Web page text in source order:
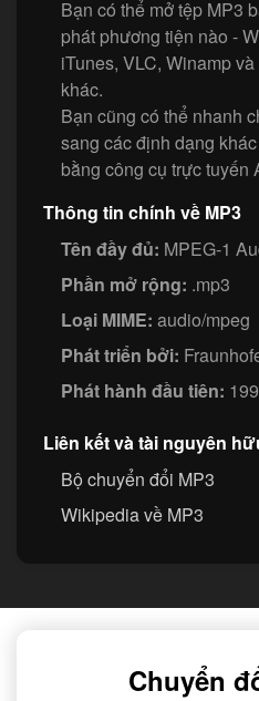
Bạn có thể mở tệp MP3
phát phương tiện nào -
iTunes, VLC, Winamp
khác.
Bạn cũng có thể nhanh
sang các định dạng
bằng công cụ trực tuyến
Thông tin chính về MP3
Tên đầy đủ: MPEG-1
Phần mở rộng: .mp3
Loại MIME: audio/mpeg
Phát triển bởi:
Phát hành đầu tiên:
Liên kết và tài nguyên
Bộ chuyển đổi MP3
Wikipedia về MP3
Chuyển